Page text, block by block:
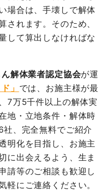
単価
金額
34,827
3,726,450
6,016円
445,200円
6,035円
307,800円
1,993円
115,600円
750円
460,950円
3,009円
192,600円
30,000円
571,450円
場合は、手壊しで解体
されます。そのため、
して算出しなければな
解体業者認定協会が運
」 では、お施主様が最
7万5千件以上の解体実
地・立地条件・解体時
、完全無料でご紹介
明化を目指し、お施主
に出会えるよう、生ま
請等のご相談も歓迎し
軽にご連絡ください。